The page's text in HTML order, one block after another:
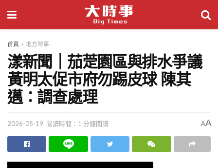
首頁 地方時事
漾新聞｜茄萣園區與排水爭議
黃明太促市府勿踢皮球 陳其
邁：調查處理
2026-05-19 閱讀時間：1 分鐘閱讀 AA